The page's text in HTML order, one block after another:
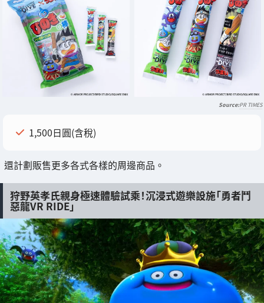
PR TIMES
1,500日圓(含稅)
還計劃販售更多各式各樣的周邊商品。
狩野英孝氏親身極速體驗試乘！沉浸式遊樂設施「勇者鬥
惡龍VR RIDE」